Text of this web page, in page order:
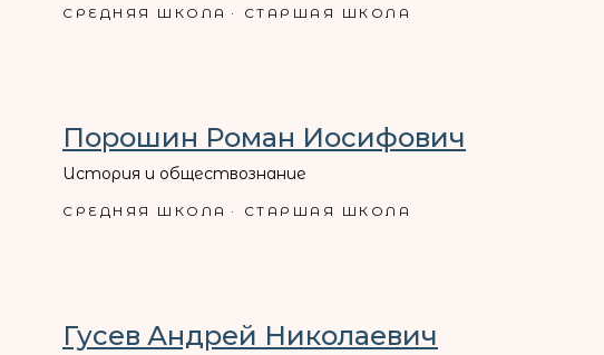
СРЕДНЯЯ ШКОЛА СТАРШАЯ ШКОЛА
Порошин Роман Иосифович
История и обществознание
СРЕДНЯЯ ШКОЛА СТАРШАЯ ШКОЛА
Гусев Андрей Николаевич